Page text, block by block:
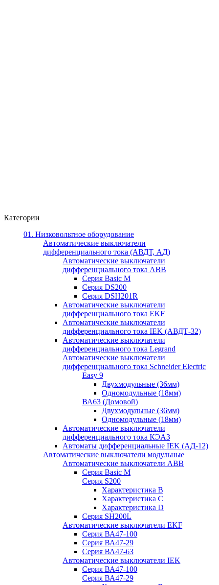
Категории
01. Низковольтное оборудование
Автоматические выключатели
дифференциального тока (АВДТ, АД)
Автоматические выключатели
дифференциального тока ABB
Серия Basic M
Серия DS200
Серия DSH201R
Автоматические выключатели
дифференциального тока EKF
Автоматические выключатели
дифференциального тока IEK (АВДТ-32)
Автоматические выключатели
дифференциального тока Legrand
Автоматические выключатели
дифференциального тока Schneider Electric
Easy 9
Двухмодульные (36мм)
Одномодульные (18мм)
ВА63 (Домовой)
Двухмодульные (36мм)
Одномодульные (18мм)
Автоматические выключатели
дифференциального тока КЭАЗ
Автоматы дифференциальные IEK (АД-12)
Автоматические выключатели модульные
Автоматические выключатели ABB
Серия Basic M
Серия S200
Характеристика B
Характеристика C
Характеристика D
Серия SH200L
Автоматические выключатели EKF
Серия ВА47-100
Серия ВА47-29
Серия ВА47-63
Автоматические выключатели IEK
Серия ВА47-100
Серия ВА47-29